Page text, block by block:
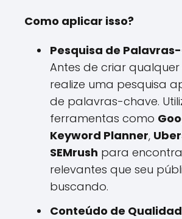
Como aplicar isso?
Pesquisa de
Antes de criar
realize uma pesquisa
de palavras-chave.
ferramentas como
Keyword Planner,
SEMrush para
relevantes que seu
buscando.
Conteúdo de